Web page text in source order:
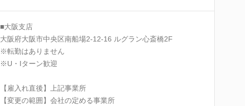
■大阪支店
大阪府大阪市中央区南船場2-12-16 ルグラン心斎橋2F
※転勤はありません
※U・Iターン歓迎
【雇入れ直後】上記事業所
【変更の範囲】会社の定める事業所